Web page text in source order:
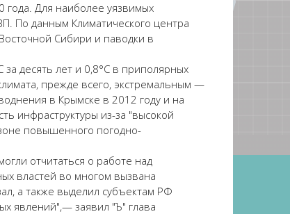
года. Для наиболее уязвимых
По данным Климатического центра
Сибири и паводки в
десять лет и 0,8°С в приполярных
прежде всего, экстремальным —
в Крымске в 2012 году и на
инфраструктуры из-за "высокой
повышенного погодно-
отчитаться о работе над
властей во многом вызвана
а также выделил субъектам РФ
явлений",— заявил "Ъ" глава